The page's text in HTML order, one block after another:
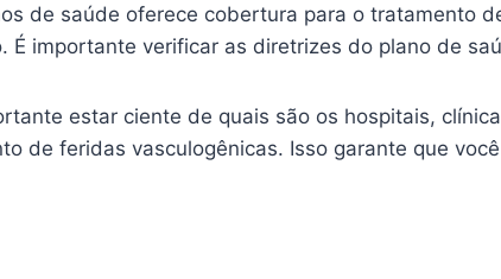
de saúde oferece cobertura para o tratamento
É importante verificar as diretrizes do plano de
estar ciente de quais são os hospitais,
de feridas vasculogênicas. Isso garante que